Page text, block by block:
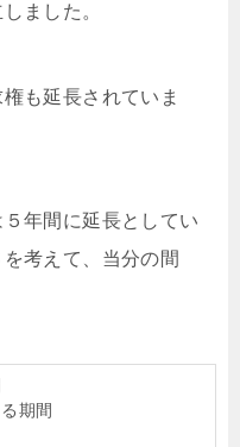
ました。
も延長されていま
年間に延長としてい
考えて、当分の間
期間